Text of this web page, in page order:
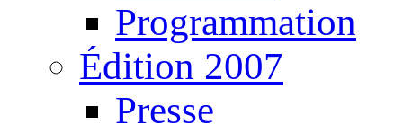
Programmation
Édition 2007
Presse